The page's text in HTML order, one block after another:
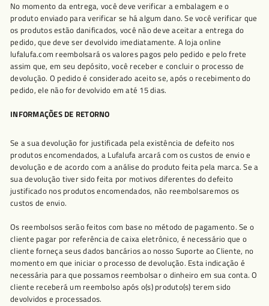
No momento da entrega, você deve verificar a embalagem e o
produto enviado para verificar se há algum dano. Se você verificar que
os produtos estão danificados, você não deve aceitar a entrega do
pedido, que deve ser devolvido imediatamente. A loja online
lufalufa.com reembolsará os valores pagos pelo pedido e pelo frete
assim que, em seu depósito, você receber e concluir o processo de
devolução. O pedido é considerado aceito se, após o recebimento do
pedido, ele não for devolvido em até 15 dias.
INFORMAÇÕES DE RETORNO
Se a sua devolução for justificada pela existência de defeito nos
produtos encomendados, a Lufalufa arcará com os custos de envio e
devolução e de acordo com a análise do produto feita pela marca. Se a
sua devolução tiver sido feita por motivos diferentes do defeito
justificado nos produtos encomendados, não reembolsaremos os
custos de envio.
Os reembolsos serão feitos com base no método de pagamento. Se o
cliente pagar por referência de caixa eletrônico, é necessário que o
cliente forneça seus dados bancários ao nosso Suporte ao Cliente, no
momento em que iniciar o processo de devolução. Esta indicação é
necessária para que possamos reembolsar o dinheiro em sua conta. O
cliente receberá um reembolso após o(s) produto(s) terem sido
devolvidos e processados.